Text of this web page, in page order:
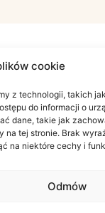
cookie
z technologii, takich
do informacji o
dane, takie jak
na tej stronie. Brak
na niektóre cechy i
Odmów
PSYCHOLOGIA